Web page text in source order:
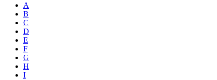
A
B
C
D
E
F
G
H
I